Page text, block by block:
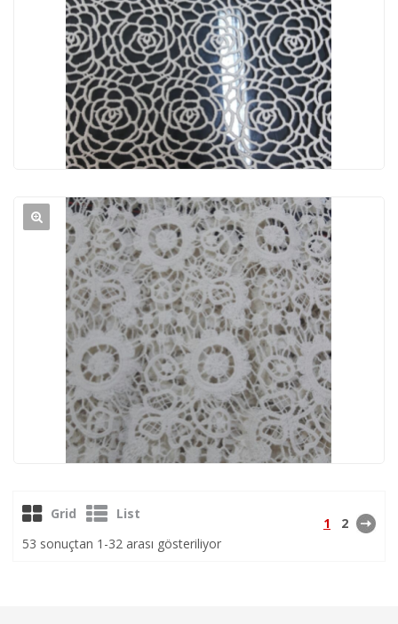
Grid List
1
2
53 sonuçtan 1-32 arası gösteriliyor